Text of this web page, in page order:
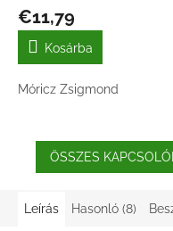
€11,79
Kosárba
Móricz Zsigmond
ÖSSZES
Leírás Hasonló (8)